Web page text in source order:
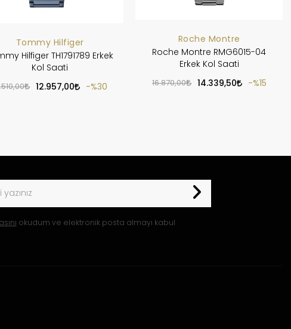
Tommy Hilfiger
Hilfiger TH1791789 Erkek
Kol Saati
12.957,00 %30
Roche Montre
Roche Montre RMG6015-04
Erkek Kol Saati
16.870,00 14.339,50 %15
okudum ve elektronik posta almayı kabul